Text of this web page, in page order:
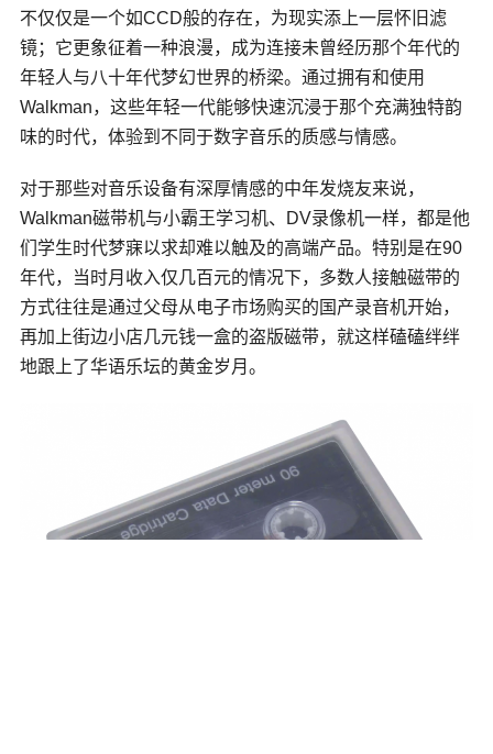
不仅仅是一个如CCD般的存在，为现实添上一层怀旧滤
镜；它更象征着一种浪漫，成为连接未曾经历那个年代的
年轻人与八十年代梦幻世界的桥梁。通过拥有和使用
Walkman，这些年轻一代能够快速沉浸于那个充满独特韵
味的时代，体验到不同于数字音乐的质感与情感。
对于那些对音乐设备有深厚情感的中年发烧友来说，
Walkman磁带机与小霸王学习机、DV录像机一样，都是他
们学生时代梦寐以求却难以触及的高端产品。特别是在90
年代，当时月收入仅几百元的情况下，多数人接触磁带的
方式往往是通过父母从电子市场购买的国产录音机开始，
再加上街边小店几元钱一盒的盗版磁带，就这样磕磕绊绊
地跟上了华语乐坛的黄金岁月。